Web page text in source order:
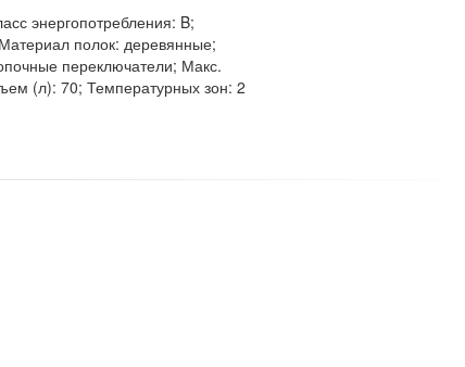
энергопотребления: B;
полок: деревянные;
переключатели; Макс.
(л): 70; Температурных зон: 2